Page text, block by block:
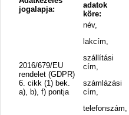
jogalapja:
adatok
köre:
2016/679/EU
rendelet (GDPR)
6. cikk (1) bek.
a), b), f) pontja
név,
lakcím,
szállítási
cím,
számlázási
cím,
telefonszám,